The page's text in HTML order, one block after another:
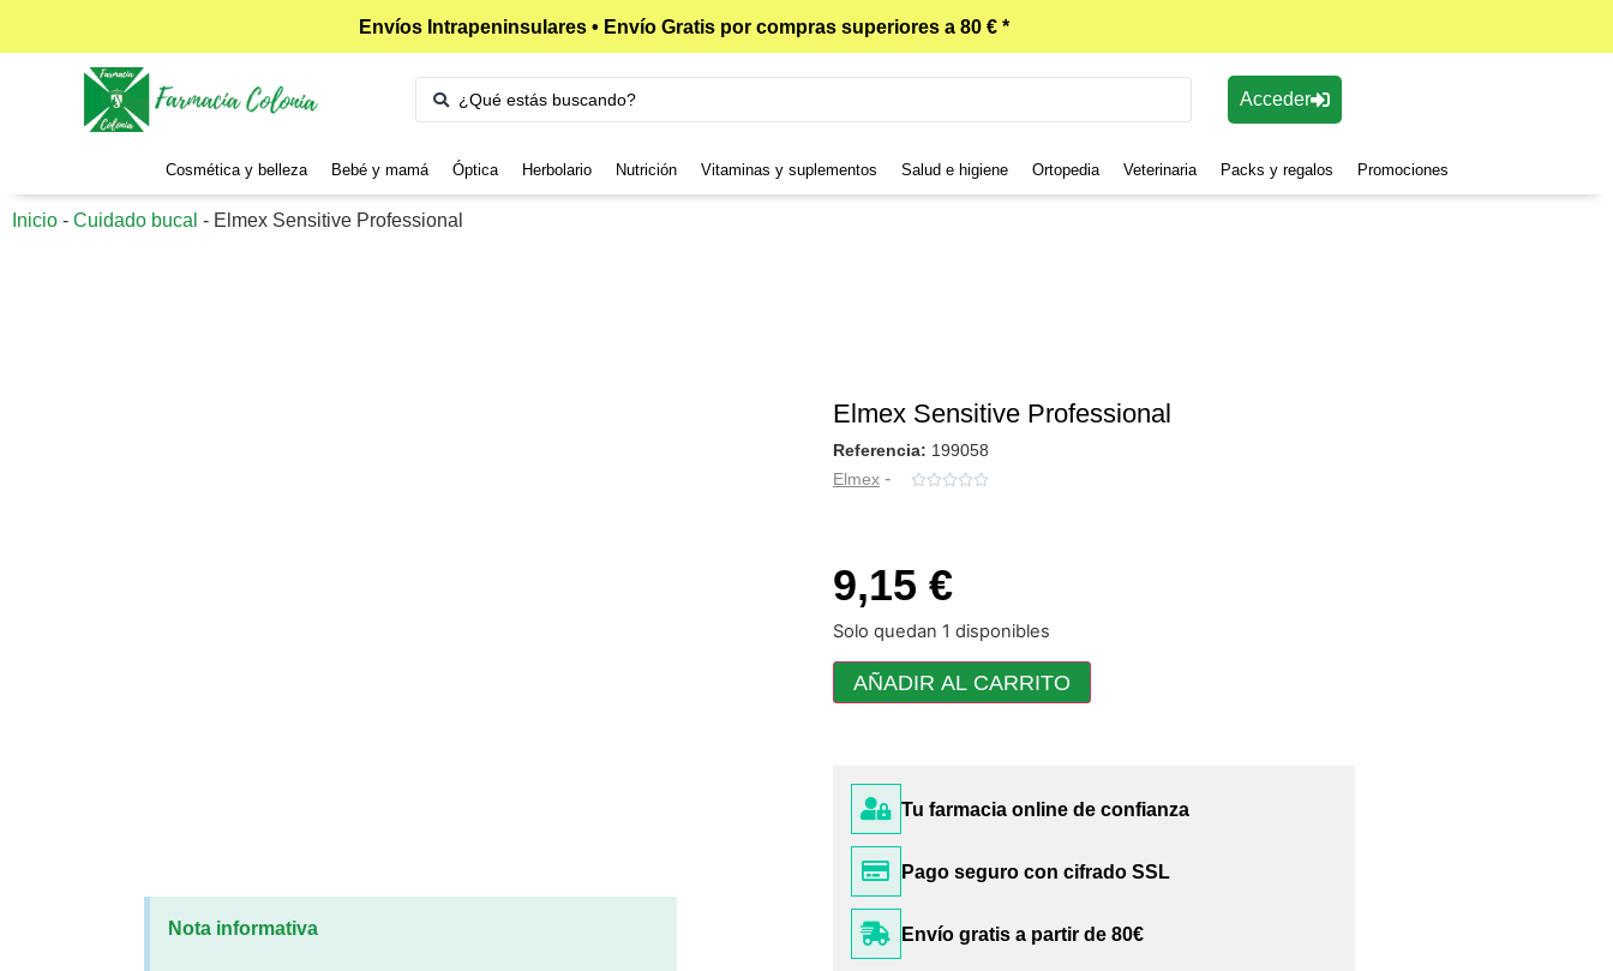
Envíos Intrapeninsulares • Envío Gratis por compras superiores a 80 € *
Acceder
Cosmética y belleza Bebé y mamá Óptica Herbolario Nutrición Vitaminas y suplementos Salud e higiene Ortopedia Veterinaria Packs y regalos Promociones
Inicio - Cuidado bucal - Elmex Sensitive Professional
Nota informativa
Elmex Sensitive Professional
Referencia: 199058
Elmex- 
9,15 €
Solo quedan 1 disponibles
AÑADIR AL CARRITO
Tu farmacia online de confianza
Pago seguro con cifrado SSL
Envío gratis a partir de 80€